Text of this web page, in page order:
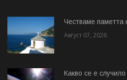
Честваме паметта
Август 07, 2026
Какво се е